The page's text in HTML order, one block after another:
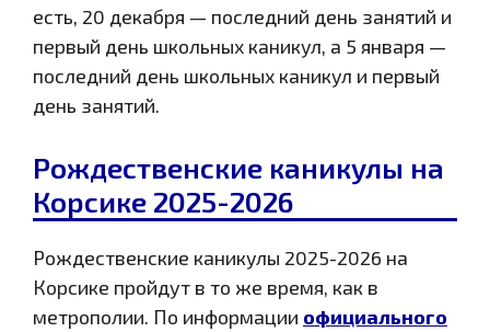
есть, 20 декабря — последний день занятий и
первый день школьных каникул, а 5 января —
последний день школьных каникул и первый
день занятий.
Рождественские каникулы на
Корсике 2025-2026
Рождественские каникулы 2025-2026 на
Корсике пройдут в то же время, как в
метрополии. По информации официального